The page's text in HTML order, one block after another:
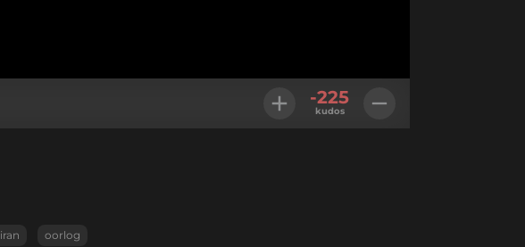
-225
kudos
iran oorlog